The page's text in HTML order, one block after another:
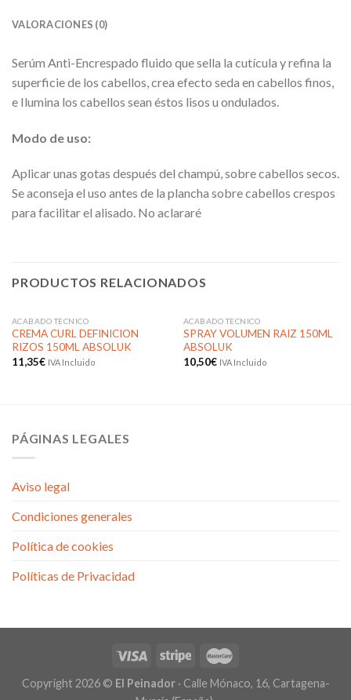
VALORACIONES (0)
Serúm Anti-Encrespado fluido que sella la cutícula y refina la
superficie de los cabellos, crea efecto seda en cabellos finos,
e Ilumina los cabellos sean éstos lisos u ondulados.
Modo de uso:
Aplicar unas gotas después del champú, sobre cabellos secos.
Se aconseja el uso antes de la plancha sobre cabellos crespos
para facilitar el alisado. No aclararé
PRODUCTOS RELACIONADOS
ACABADO TECNICO
CREMA CURL DEFINICION
RIZOS 150ML ABSOLUK
11,35€ IVA Incluido
ACABADO TECNICO
SPRAY VOLUMEN RAIZ 150ML
ABSOLUK
10,50€ IVA Incluido
PÁGINAS LEGALES
Aviso legal
Condiciones generales
Política de cookies
Políticas de Privacidad
Copyright 2026 © El Peinador· Calle Mónaco, 16, Cartagena-